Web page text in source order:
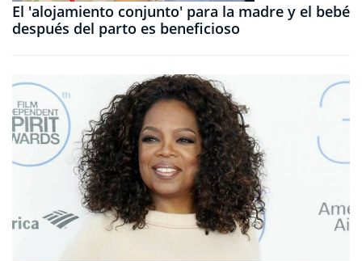
El 'alojamiento conjunto' para la madre y el bebé
después del parto es beneficioso